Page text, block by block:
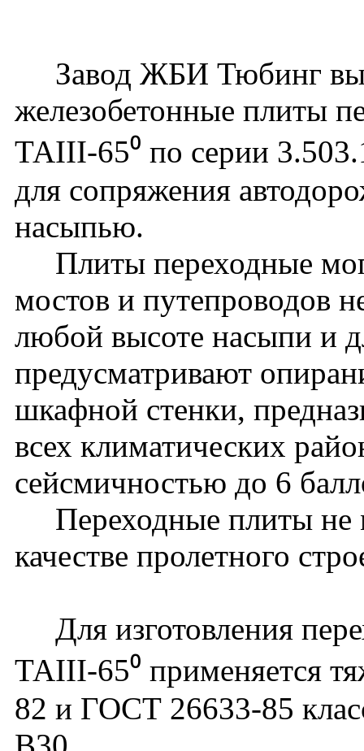
Завод ЖБИ Тюбинг
железобетонные плиты
ТАIII-65⁰ по серии
для сопряжения
насыпью.
Плиты переходные
мостов и путепроводов
любой высоте насыпи и
предусматривают
шкафной стенки,
всех климатических
сейсмичностью до 6
Переходные плиты не
качестве пролетного
Для изготовления
ТАIII-65⁰ применяется
82 и ГОСТ 26633-85